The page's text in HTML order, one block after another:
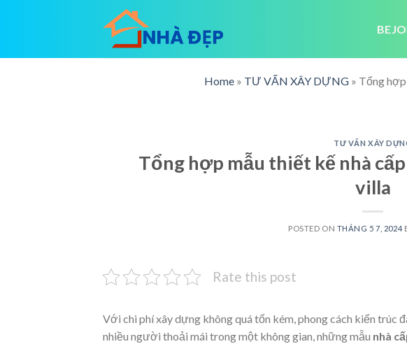
Home » TƯ VẤN XÂY DỰNG » Tổng
TƯ VẤN XÂY
Tổng hợp mẫu thiết kế nhà
villa
POSTED ON THÁNG 5 7, 2024
Rate this post
Với chi phí xây dựng không quá tốn kém, phong cách kiến trúc
nhiều người thoải mái trong một không gian, những mẫu nhà